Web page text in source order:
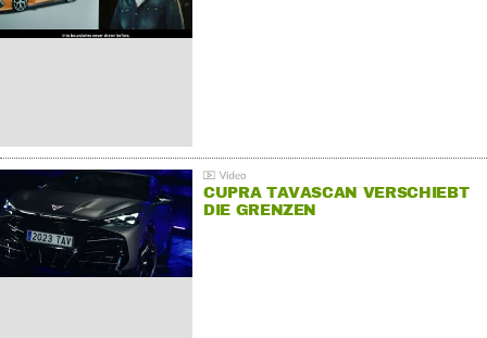
CUPRA TAVASCAN VERSCHIEBT
DIE GRENZEN